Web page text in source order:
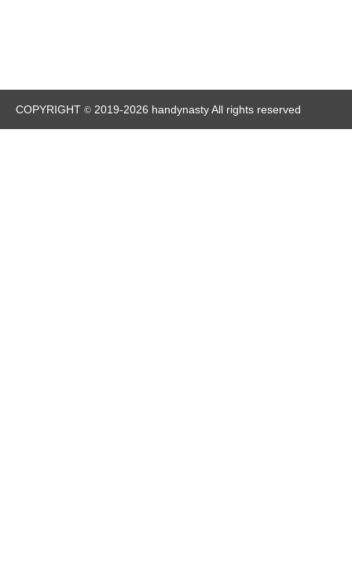
COPYRIGHT © 2019-2026 handynasty All rights reserved